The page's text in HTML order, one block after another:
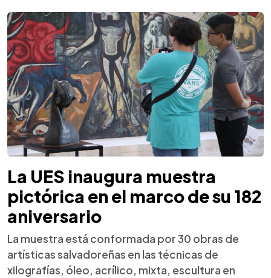
La UES inaugura muestra
pictórica en el marco de su 182
aniversario
La muestra está conformada por 30 obras de
artísticas salvadoreñas en las técnicas de
xilografías, óleo, acrílico, mixta, escultura en